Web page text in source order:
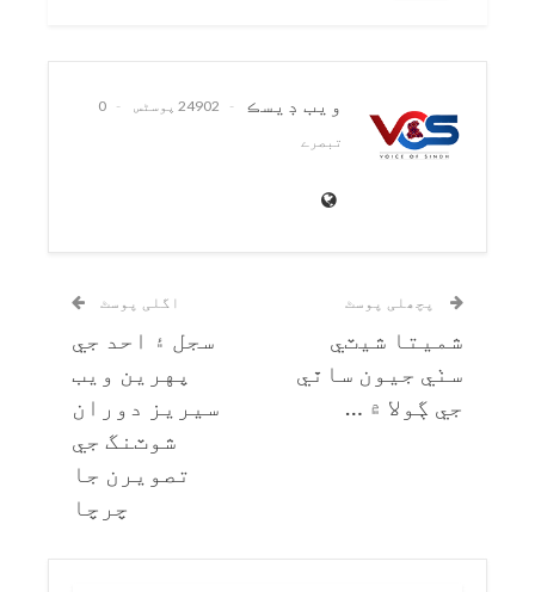
ويب ڊيسڪ 24902 پوسٹس
0
تبصرے
پچھلی پوسٹ
شميتا شيٽي
سٺي جيون ساٿي
جي ڳولا ۾ …
اگلی پوسٹ
سجل ۽ احد جي
پهرين ويب
سيريز دوران
شوٽنگ جي
تصويرن جا
چرچا